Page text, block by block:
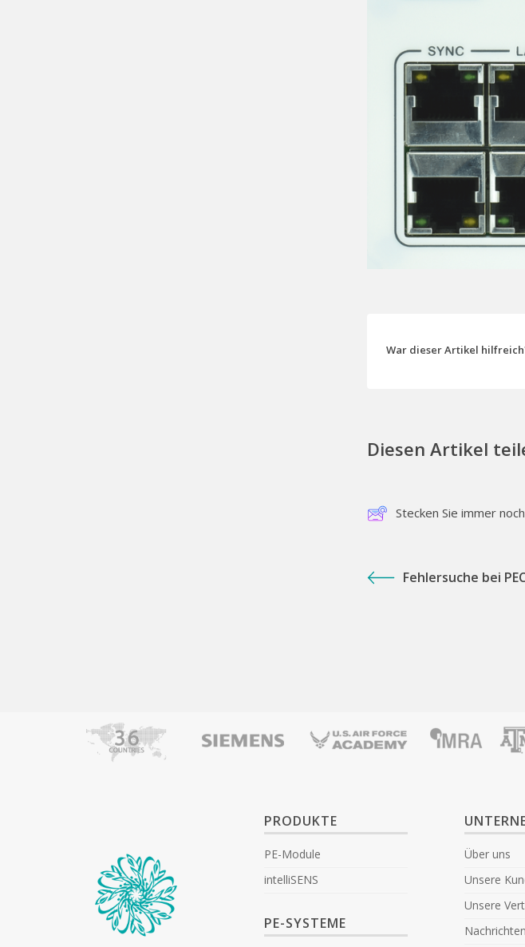
War dieser Artikel
Diesen Artikel
Stecken Sie immer
Fehlersuche bei
PRODUKTE
PE-Module
intelliSENS
PE-SYSTEME
Über uns
Unsere
Unsere